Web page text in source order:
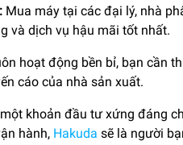
Mua máy tại các đại lý, nhà
và dịch vụ hậu mãi tốt nhất.
hoạt động bền bỉ, bạn cần
cáo của nhà sản xuất.
khoản đầu tư xứng đáng
hành, Hakuda sẽ là người